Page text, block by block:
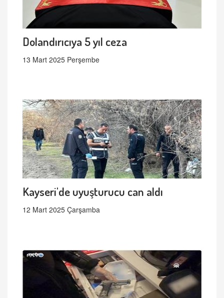
Dolandırıcıya 5 yıl ceza
13 Mart 2025 Perşembe
Kayseri'de uyuşturucu can aldı
12 Mart 2025 Çarşamba